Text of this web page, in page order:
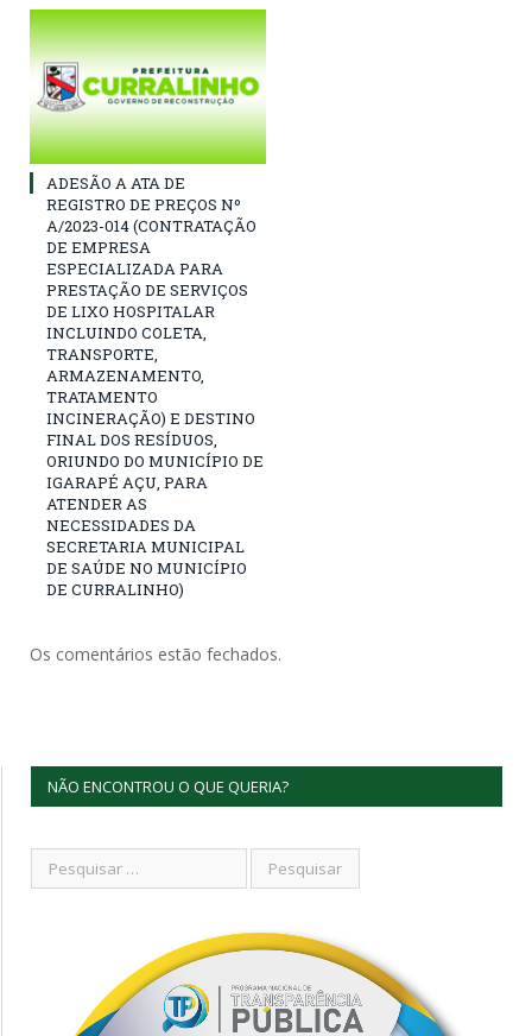
ADESÃO A ATA DE
REGISTRO DE PREÇOS Nº
A/2023-014 (CONTRATAÇÃO
DE EMPRESA
ESPECIALIZADA PARA
PRESTAÇÃO DE SERVIÇOS
DE LIXO HOSPITALAR
INCLUINDO COLETA,
TRANSPORTE,
ARMAZENAMENTO,
TRATAMENTO
INCINERAÇÃO) E DESTINO
FINAL DOS RESÍDUOS,
ORIUNDO DO MUNICÍPIO DE
IGARAPÉ AÇU, PARA
ATENDER AS
NECESSIDADES DA
SECRETARIA MUNICIPAL
DE SAÚDE NO MUNICÍPIO
DE CURRALINHO)
Os comentários estão fechados.
NÃO ENCONTROU O QUE QUERIA?